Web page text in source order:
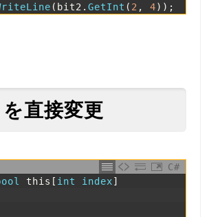
( bit2 . GetInt ( 2 , 4) ) ;
直接変更
C#
this [ int index]